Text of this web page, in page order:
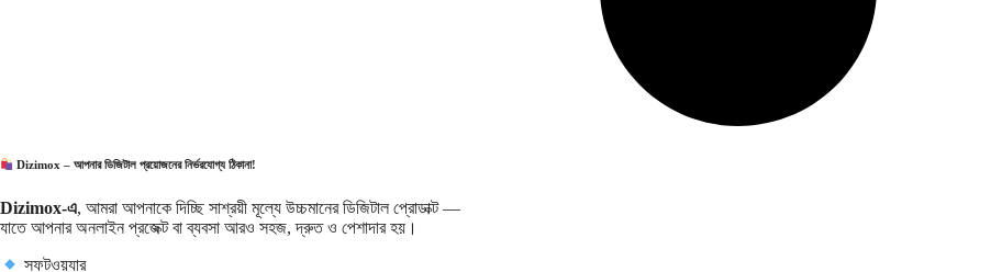
Dizimox – আপনার ডিজিটাল প্রয়োজনের নির্ভরযোগ্য ঠিকানা!
Dizimox-এ, আমরা আপনাকে দিচ্ছি সাশ্রয়ী মূল্যে উচ্চমানের ডিজিটাল প্রোডাক্ট —
যাতে আপনার অনলাইন প্রজেক্ট বা ব্যবসা আরও সহজ, দ্রুত ও পেশাদার হয়।
সফটওয়্যার